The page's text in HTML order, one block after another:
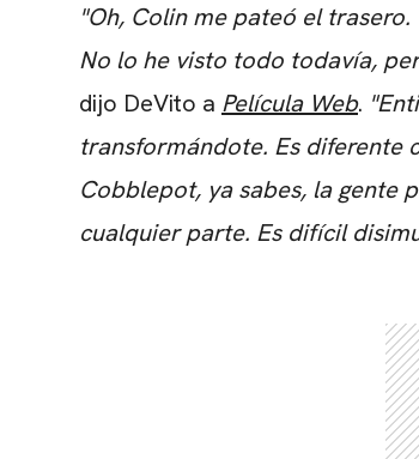
"Oh, Colin me pateó el
No lo he visto todo todavía,
dijo DeVito a Película Web.
transformándote. Es diferente
Cobblepot, ya sabes, la gente
cualquier parte. Es difícil